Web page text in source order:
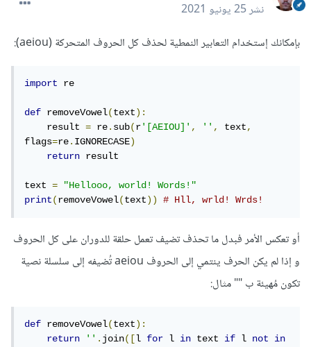
نشر25 يونيو 2021
بإمكانك إستخدام التعابير النمطية لحذف كل الحروف المتحركة (aeiou):
import re
def removeVowel(text):
    result
= re.sub(r'[AEIOU]', '', text,
flags=re.IGNORECASE)
return result
text =
"Hellooo, world! Words!"
print(removeVowel(text)) # Hll, wrld! Wrds!
أو تعكس الأمر فبدل ما تحذف تضيف تعمل حلقة للدوران على كل الحروف
و إذا لم يكن الحرف ينتمي إلى الحروف aeiou تُضيفه إلى سلسلة نصية
تكون مُهيئة ب "" مثال:
def removeVowel(text):
return
''.join([l for l in text if l not
in